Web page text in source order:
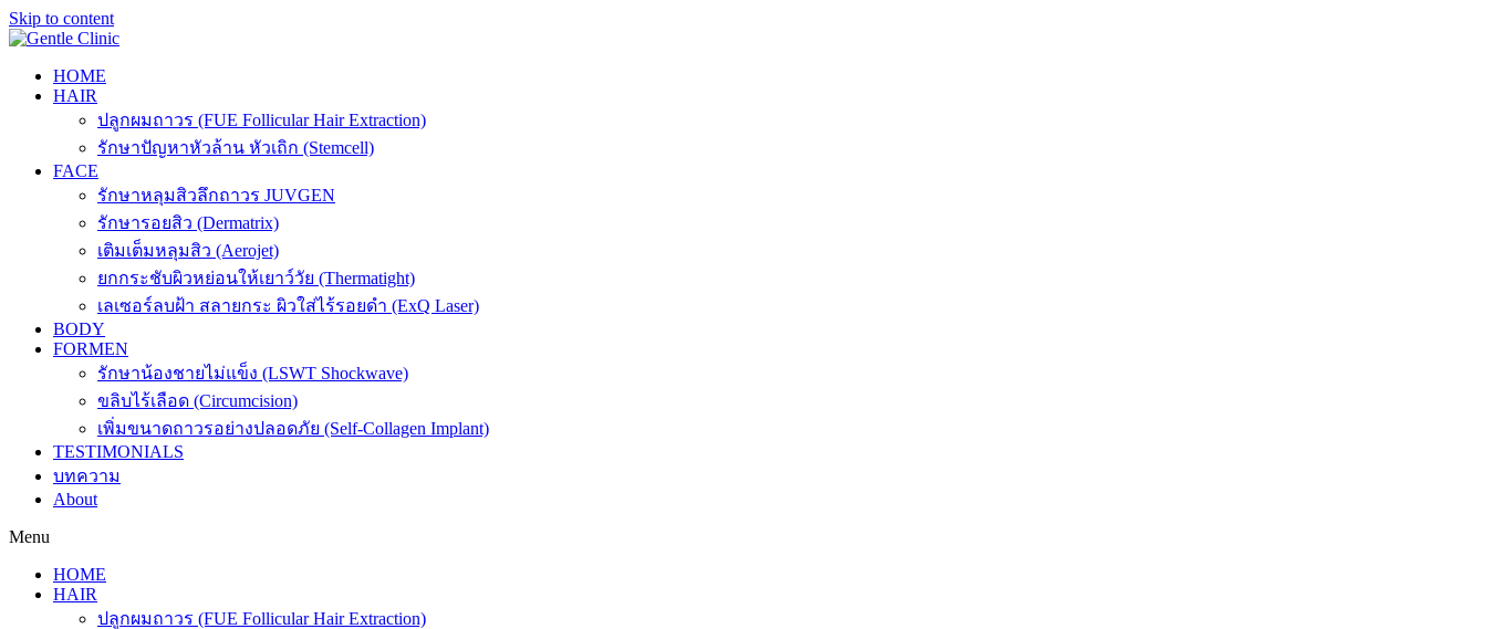
Skip to content
HOME
HAIR
ปลูกผมถาวร (FUE Follicular Hair Extraction)
รักษาปัญหาหัวล้าน หัวเถิก (Stemcell)
FACE
รักษาหลุมสิวลึกถาวร JUVGEN
รักษารอยสิว (Dermatrix)
เติมเต็มหลุมสิว (Aerojet)
ยกกระชับผิวหย่อนให้เยาว์วัย (Thermatight)
เลเซอร์ลบฝ้า สลายกระ ผิวใส่ไร้รอยดำ (ExQ Laser)
BODY
FORMEN
รักษาน้องชายไม่แข็ง (LSWT Shockwave)
ขลิบไร้เลือด (Circumcision)
เพิ่มขนาดถาวรอย่างปลอดภัย (Self-Collagen Implant)
TESTIMONIALS
บทความ
About
Menu
HOME
HAIR
ปลูกผมถาวร (FUE Follicular Hair Extraction)